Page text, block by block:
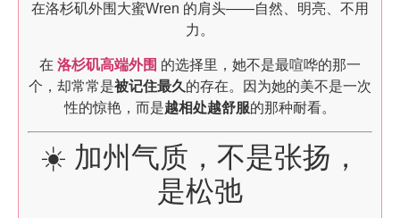
在洛杉矶外围大蜜Wren 的肩头——自然、明亮、不用
力。
在 洛杉矶高端外围 的选择里，她不是最喧哗的那一
个，却常常是被记住最久的存在。因为她的美不是一次
性的惊艳，而是越相处越舒服的那种耐看。
☀️ 加州气质，不是张扬，
是松弛